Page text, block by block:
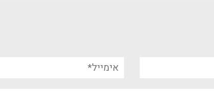
אימייל*